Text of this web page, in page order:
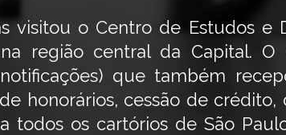
visitou o Centro de Estudos e
região central da Capital.
que também
honorários, cessão de crédito,
todos os cartórios de São